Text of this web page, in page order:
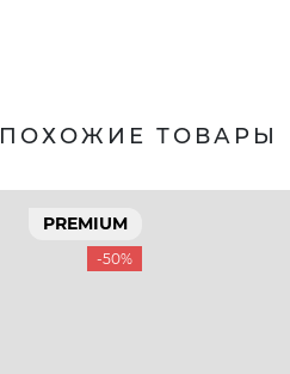
ПОХОЖИЕ ТОВАРЫ
PREMIUM
-50%